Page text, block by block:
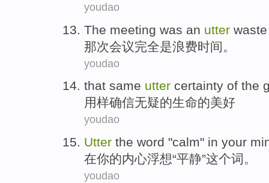
youdao
The meeting was an utter
那次会议完全是浪费时间。
youdao
that same utter certainty of the
用样确信无疑的生命的美好
youdao
Utter the word "calm" in your
在你的内心浮想“平静”这个词。
youdao